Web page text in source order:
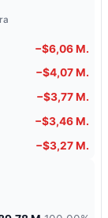
−$6,06 M.
−$4,07 M.
−$3,77 M.
−$3,46 M.
−$3,27 M.